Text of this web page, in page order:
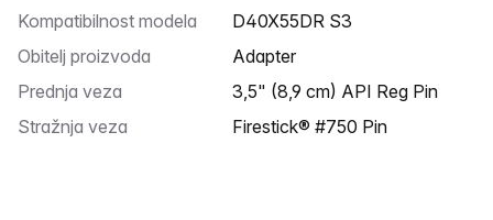
Kompatibilnost modela
D40X55DR S3
Obitelj proizvoda
Adapter
Prednja veza
3,5" (8,9 cm) API Reg Pin
Stražnja veza
Firestick® #750 Pin